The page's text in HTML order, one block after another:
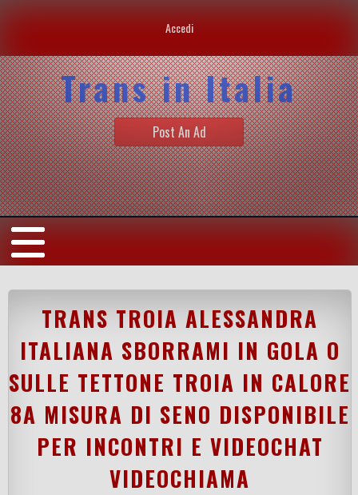
Accedi
Trans in Italia
Post An Ad
TRANS TROIA ALESSANDRA
ITALIANA SBORRAMI IN GOLA O
SULLE TETTONE TROIA IN CALORE
8A MISURA DI SENO DISPONIBILE
PER INCONTRI E VIDEOCHAT
VIDEOCHIAMA